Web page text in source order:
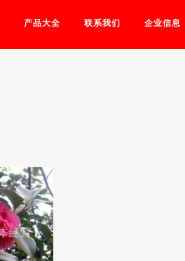
产品大全 联系我们 企业信息